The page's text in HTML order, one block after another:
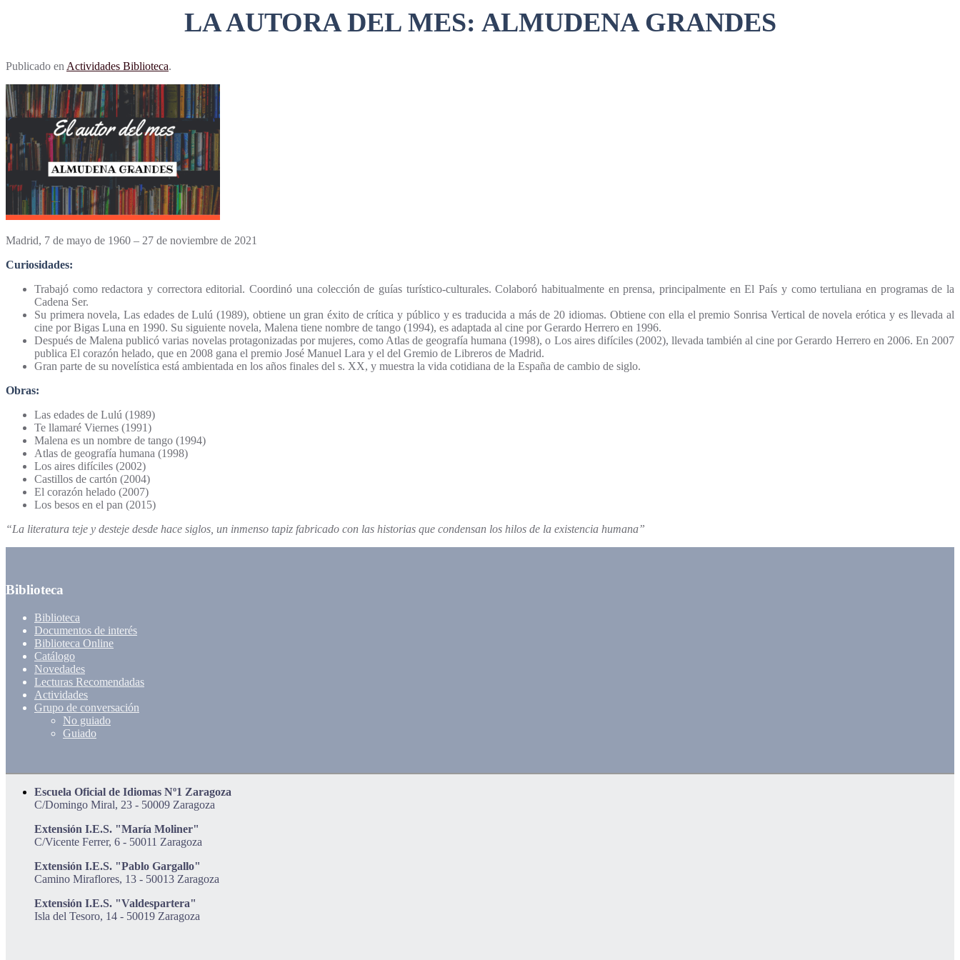
LA AUTORA DEL MES: ALMUDENA GRANDES
Publicado en Actividades Biblioteca.
Madrid, 7 de mayo de 1960 – 27 de noviembre de 2021
Curiosidades:
Trabajó como redactora y correctora editorial. Coordinó una colección de guías turístico-culturales. Colaboró habitualmente en prensa, principalmente en El País y como tertuliana en programas de la
Cadena Ser.
Su primera novela, Las edades de Lulú (1989), obtiene un gran éxito de crítica y público y es traducida a más de 20 idiomas. Obtiene con ella el premio Sonrisa Vertical de novela erótica y es llevada al
cine por Bigas Luna en 1990. Su siguiente novela, Malena tiene nombre de tango (1994), es adaptada al cine por Gerardo Herrero en 1996.
Después de Malena publicó varias novelas protagonizadas por mujeres, como Atlas de geografía humana (1998), o Los aires difíciles (2002), llevada también al cine por Gerardo Herrero en 2006. En 2007
publica El corazón helado, que en 2008 gana el premio José Manuel Lara y el del Gremio de Libreros de Madrid.
Gran parte de su novelística está ambientada en los años finales del s. XX, y muestra la vida cotidiana de la España de cambio de siglo.
Obras:
Las edades de Lulú (1989)
Te llamaré Viernes (1991)
Malena es un nombre de tango (1994)
Atlas de geografía humana (1998)
Los aires difíciles (2002)
Castillos de cartón (2004)
El corazón helado (2007)
Los besos en el pan (2015)
“La literatura teje y desteje desde hace siglos, un inmenso tapiz fabricado con las historias que condensan los hilos de la existencia humana”
Biblioteca
Biblioteca
Documentos de interés
Biblioteca Online
Catálogo
Novedades
Lecturas Recomendadas
Actividades
Grupo de conversación
No guiado
Guiado
Escuela Oficial de Idiomas Nº1 Zaragoza
C/Domingo Miral, 23 - 50009 Zaragoza
Extensión I.E.S. "María Moliner"
C/Vicente Ferrer, 6 - 50011 Zaragoza
Extensión I.E.S. "Pablo Gargallo"
Camino Miraflores, 13 - 50013 Zaragoza
Extensión I.E.S. "Valdespartera"
Isla del Tesoro, 14 - 50019 Zaragoza